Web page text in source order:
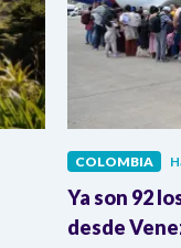
COLOMBIA
Ya son 92
desde